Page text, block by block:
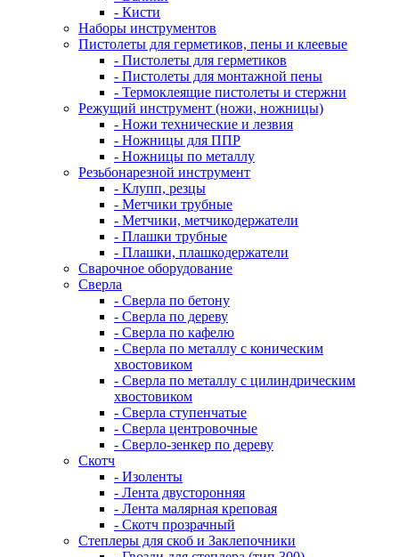
- Кисти
Наборы инструментов
Пистолеты для герметиков, пены и клеевые
- Пистолеты для герметиков
- Пистолеты для монтажной пены
- Термоклеящие пистолеты и стержни
Режущий инструмент (ножи, ножницы)
- Ножи технические и лезвия
- Ножницы для ППР
- Ножницы по металлу
Резьбонарезной инструмент
- Клупп, резцы
- Метчики трубные
- Метчики, метчикодержатели
- Плашки трубные
- Плашки, плашкодержатели
Сварочное оборудование
Сверла
- Сверла по бетону
- Сверла по дереву
- Сверла по кафелю
- Сверла по металлу с коническим
хвостовиком
- Сверла по металлу с цилиндрическим
хвостовиком
- Сверла ступенчатые
- Сверла центровочные
- Сверло-зенкер по дереву
Скотч
- Изоленты
- Лента двусторонняя
- Лента малярная креповая
- Скотч прозрачный
Степлеры для скоб и Заклепочники